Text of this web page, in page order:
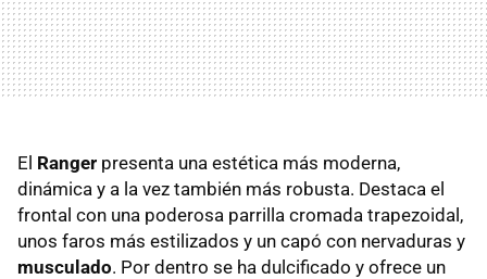
El Ranger presenta una estética más moderna,
dinámica y a la vez también más robusta. Destaca el
frontal con una poderosa parrilla cromada trapezoidal,
unos faros más estilizados y un capó con nervaduras y
musculado. Por dentro se ha dulcificado y ofrece un